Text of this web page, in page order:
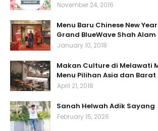
November 24, 2016
Menu Baru Chinese New
Grand BlueWave Shah Alam
January 10, 2018
Makan Culture di Melawati
Menu Pilihan Asia dan Barat
April 21, 2018
Sanah Helwah Adik Sayang
February 15, 2026